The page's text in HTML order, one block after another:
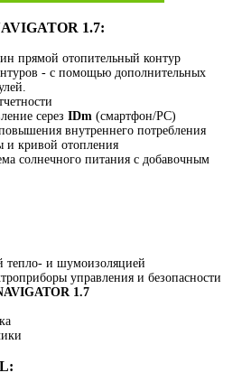
1.7:
прямой отопительный контур
- с помощью дополнительных
серез IDm (смартфон/PC)
внутреннего потребления
и кривой отопления
солнечного питания с добавочным
тепло- и шумоизоляцией
управления и безопасности
1.7